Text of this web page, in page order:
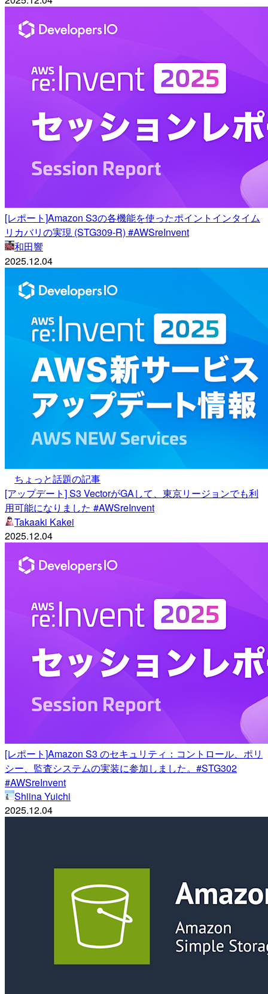
[レポート]Amazon S3の各機能を使ったポイントインタイム
リカバリの実現 (STG309-R) #AWSreInvent
和田響
2025.12.04
ちょっと話題の記事
[アップデート] S3 VectorがGAして、東京リージョンでも利
用可能になりました #AWSreInvent
Takaaki Kakei
2025.12.04
[レポート]Amazon S3 のセキュリティ：コントロール、ポリ
シー、監査システムの実装に参加しました。#STG302
#AWSreInvent
Shiina Yuichi
2025.12.04